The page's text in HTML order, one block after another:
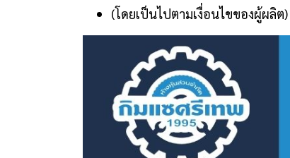
(โดยเป็นไปตามเงื่อนไขของผู้ผลิต)